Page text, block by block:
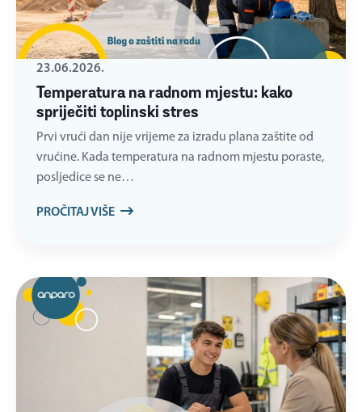
Temperatura na radnom mjestu: kako
spriječiti toplinski stres
23.06.2026.
Prvi vrući dan nije vrijeme za izradu plana zaštite od
vrućine. Kada temperatura na radnom mjestu poraste,
posljedice se ne…
PROČITAJ VIŠE